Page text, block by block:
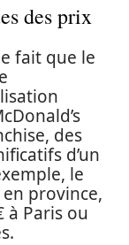
des prix
fait que le
des
d’un
le
province,
à Paris ou